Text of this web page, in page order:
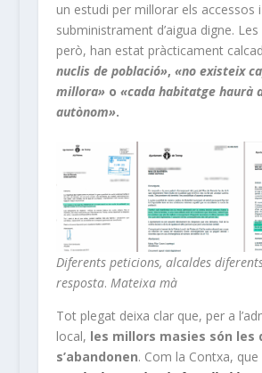
un estudi per millorar els accessos
subministrament d’aigua digne.
però, han estat pràcticament
nuclis de població», «no existeix
millora» o «cada habitatge haurà
autònom».
Diferents peticions, alcaldes
resposta. Mateixa mà
Tot plegat deixa clar que, per a
local, les millors masies són les
s’abandonen. Com la Contxa,